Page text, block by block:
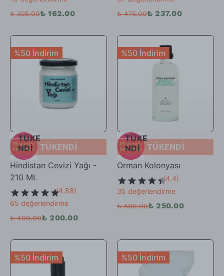
₺ 325.00₺ 162.00 ₺ 475.00₺ 237.00
%50 İndirim
TÜKE
NDİ
TÜKENDİ
Hindistan Cevizi Yağı -
210 ML
(4.88)
65 değerlendirme
₺ 400.00₺ 200.00
%50 İndirim
TÜKE
NDİ
TÜKENDİ
Orman Kolonyası
(4.4)
35 değerlendirme
₺ 500.00₺ 250.00
%50 İndirim %50 İndirim